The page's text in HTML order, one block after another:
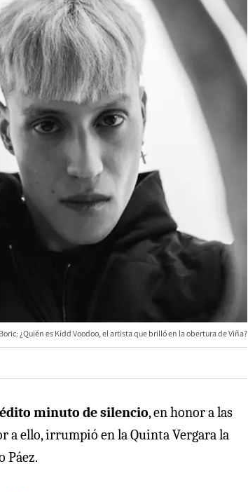
¿Quién es Kidd Voodoo, el artista que brilló en la obertura de Viña?
minuto de silencio, en honor a las
a ello, irrumpió en la Quinta Vergara la
Páez.